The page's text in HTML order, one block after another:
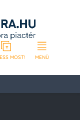
MOST! MENÜ